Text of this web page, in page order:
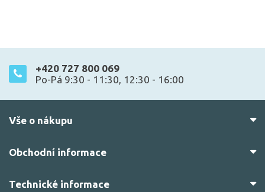
+420 727 800 069
Po-Pá 9:30 - 11:30, 12:30 - 16:00
Vše o nákupu
Obchodní informace
Technické informace